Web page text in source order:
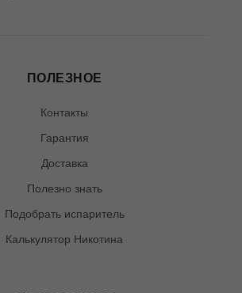
ПОЛЕЗНОЕ
Контакты
Гарантия
Доставка
Полезно знать
Подобрать испаритель
Калькулятор Никотина